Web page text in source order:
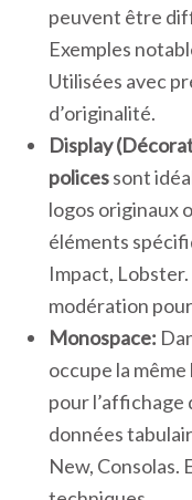
peuvent être
Exemples
Utilisées avec
d’originalité.
Display
policessont
logos originaux
éléments
Impact,
modération
Monospace:
occupe la
pour
données
New, Consolas.